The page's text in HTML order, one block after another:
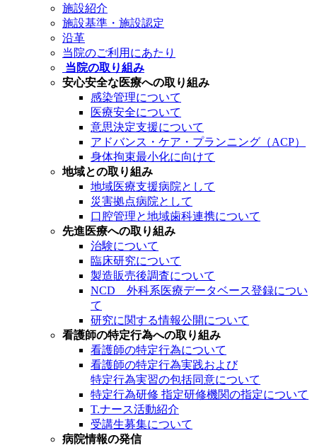
施設紹介
施設基準・施設認定
沿革
当院のご利用にあたり
当院の取り組み
安心安全な医療への取り組み
感染管理について
医療安全について
意思決定支援について
アドバンス・ケア・プランニング（ACP）
身体拘束最小化に向けて
地域との取り組み
地域医療支援病院として
災害拠点病院として
口腔管理と地域歯科連携について
先進医療への取り組み
治験について
臨床研究について
製造販売後調査について
NCD 外科系医療データベース登録につい
て
研究に関する情報公開について
看護師の特定行為への取り組み
看護師の特定行為について
看護師の特定行為実践および
特定行為実習の包括同意について
特定行為研修 指定研修機関の指定について
T.ナース活動紹介
受講生募集について
病院情報の発信